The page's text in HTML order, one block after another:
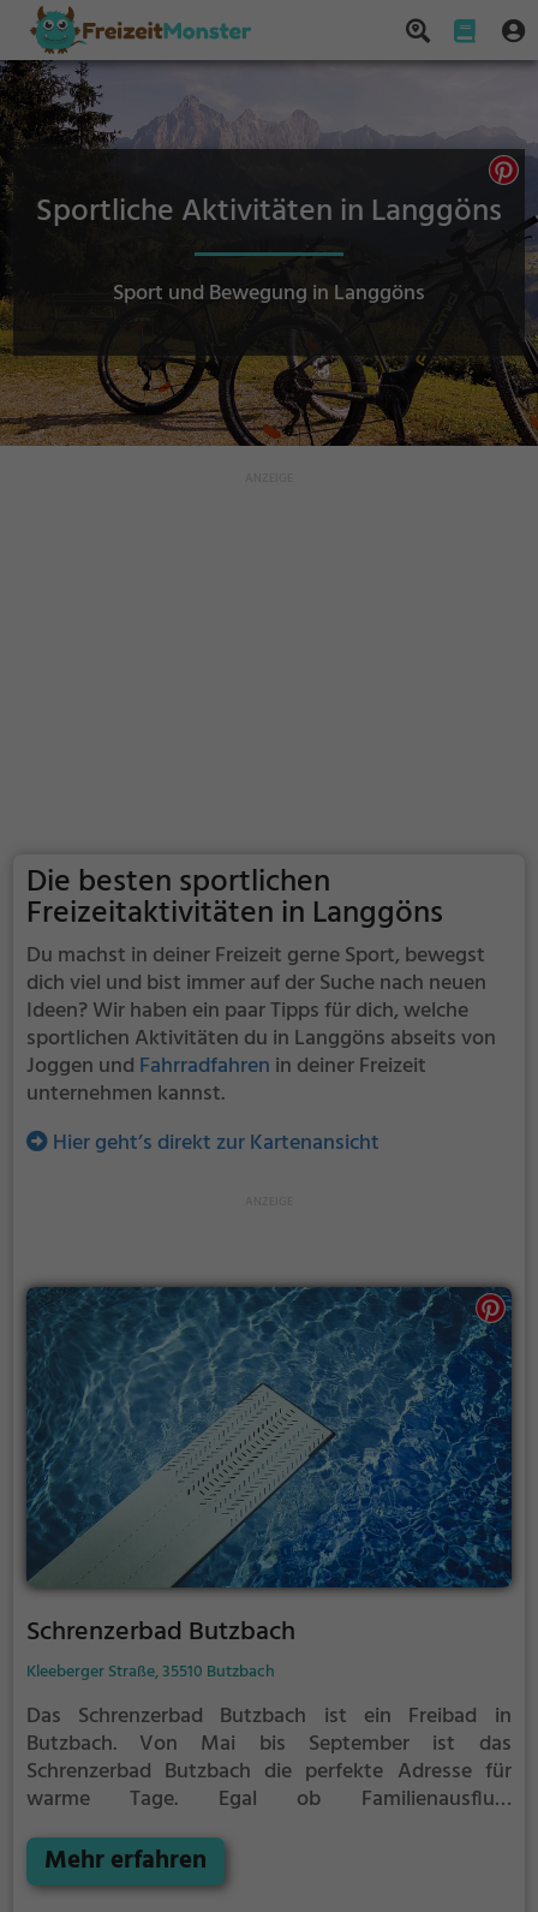
Sportliche Aktivitäten in Langgöns
Sport und Bewegung in Langgöns
Die besten sportlichen
Freizeitaktivitäten in Langgöns
Du machst in deiner Freizeit gerne Sport, bewegst
dich viel und bist immer auf der Suche nach neuen
Ideen? Wir haben ein paar Tipps für dich, welche
sportlichen Aktivitäten du in Langgöns abseits von
Joggen und Fahrradfahren in deiner Freizeit
unternehmen kannst.
Hier geht’s direkt zur Kartenansicht
Schrenzerbad Butzbach
Kleeberger Straße, 35510 Butzbach
Das Schrenzerbad Butzbach ist ein Freibad in
Butzbach. Von Mai bis September ist das
Schrenzerbad Butzbach die perfekte Adresse für
warme Tage. Egal ob Familienausflug,
im Schrenzerbad Butzbach kommt jeder auf seine
Kosten. Bei gutem Wetter kann die Freibadsaison im
Mehr erfahren